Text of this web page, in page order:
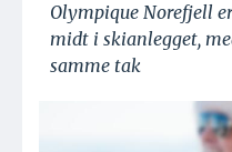
Olympique Norefjell
midt i skianlegget,
samme tak